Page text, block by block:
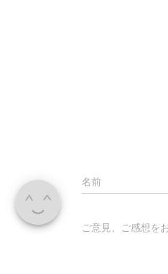
名前
ご意見、ご感想を